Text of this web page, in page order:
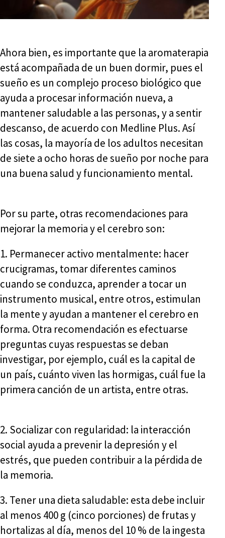
Ahora bien, es importante que la aromaterapia
está acompañada de un buen dormir, pues el
sueño es un complejo proceso biológico que
ayuda a procesar información nueva, a
mantener saludable a las personas, y a sentir
descanso, de acuerdo con Medline Plus. Así
las cosas, la mayoría de los adultos necesitan
de siete a ocho horas de sueño por noche para
una buena salud y funcionamiento mental.
Por su parte, otras recomendaciones para
mejorar la memoria y el cerebro son:
1. Permanecer activo mentalmente: hacer
crucigramas, tomar diferentes caminos
cuando se conduzca, aprender a tocar un
instrumento musical, entre otros, estimulan
la mente y ayudan a mantener el cerebro en
forma. Otra recomendación es efectuarse
preguntas cuyas respuestas se deban
investigar, por ejemplo, cuál es la capital de
un país, cuánto viven las hormigas, cuál fue la
primera canción de un artista, entre otras.
2. Socializar con regularidad: la interacción
social ayuda a prevenir la depresión y el
estrés, que pueden contribuir a la pérdida de
la memoria.
3. Tener una dieta saludable: esta debe incluir
al menos 400 g (cinco porciones) de frutas y
hortalizas al día, menos del 10 % de la ingesta